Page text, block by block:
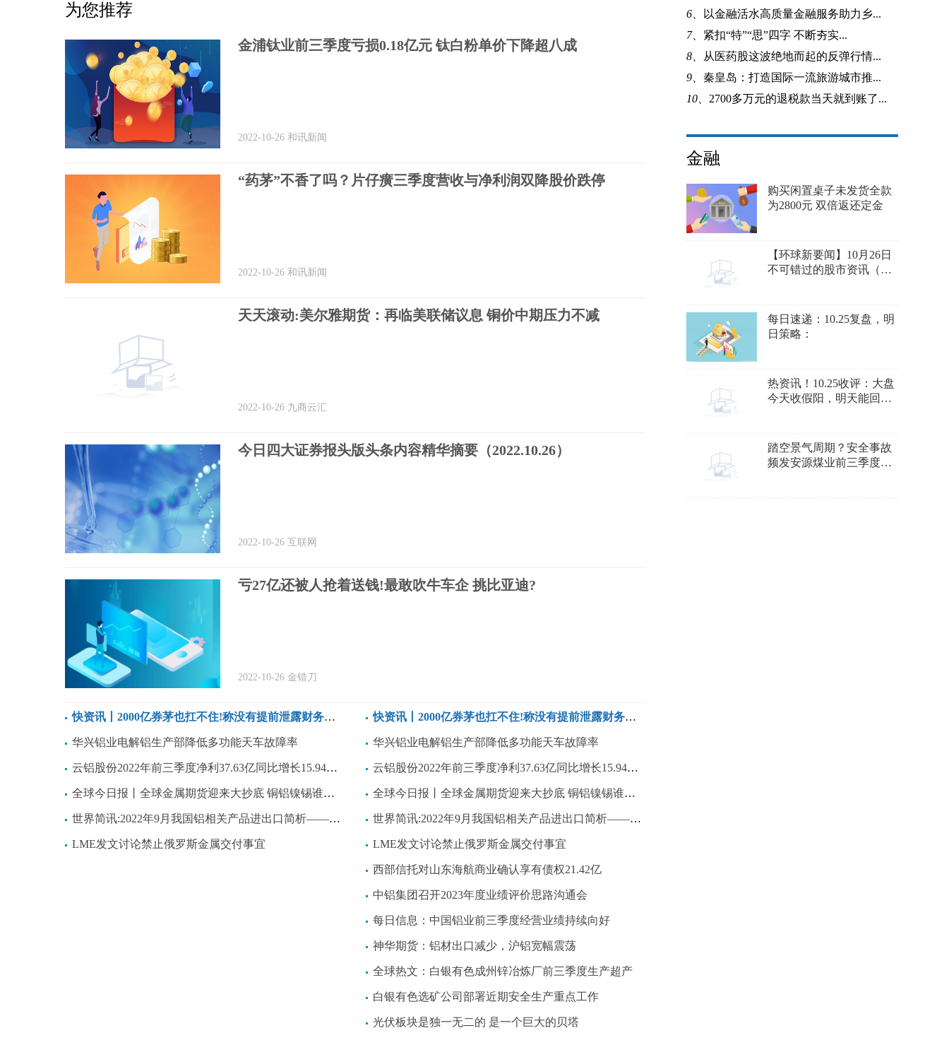
为您推荐
金浦钛业前三季度亏损0.18亿元 钛白粉单价下降超八成
2022-10-26 和讯新闻
“药茅”不香了吗？片仔癀三季度营收与净利润双降股价跌停
2022-10-26 和讯新闻
天天滚动:美尔雅期货：再临美联储议息 铜价中期压力不减
2022-10-26 九商云汇
今日四大证券报头版头条内容精华摘要（2022.10.26）
2022-10-26 互联网
亏27亿还被人抢着送钱!最敢吹牛车企 挑比亚迪?
2022-10-26 金错刀
快资讯丨2000亿券茅也扛不住!称没有提前泄露财务数据可能
华兴铝业电解铝生产部降低多功能天车故障率
云铝股份2022年前三季度净利37.63亿同比增长15.94% 利息费用减少
全球今日报丨全球金属期货迎来大抄底 铜铝镍锡谁最“热门”？
世界简讯:2022年9月我国铝相关产品进出口简析——上游多数原料进口环比下降，下游主要产品出口不及预期
LME发文讨论禁止俄罗斯金属交付事宜
快资讯丨2000亿券茅也扛不住!称没有提前泄露财务数据可能
华兴铝业电解铝生产部降低多功能天车故障率
云铝股份2022年前三季度净利37.63亿同比增长15.94% 利息费用减少
全球今日报丨全球金属期货迎来大抄底 铜铝镍锡谁最“热门”？
世界简讯:2022年9月我国铝相关产品进出口简析——上游多数原料进口环比下降，下游主要产品出口不及预期
LME发文讨论禁止俄罗斯金属交付事宜
西部信托对山东海航商业确认享有债权21.42亿
中铝集团召开2023年度业绩评价思路沟通会
每日信息：中国铝业前三季度经营业绩持续向好
神华期货：铝材出口减少，沪铝宽幅震荡
全球热文：白银有色成州锌冶炼厂前三季度生产超产
白银有色选矿公司部署近期安全生产重点工作
光伏板块是独一无二的 是一个巨大的贝塔
6、
以金融活水高质量金融服务助力乡...
7、 紧扣“特”“思”四字 不断夯实...
8、
从医药股这波绝地而起的反弹行情...
9、 秦皇岛：打造国际一流旅游城市推...
10、 2700多万元的退税款当天就到账了...
金融
购买闲置桌子未发货全款
为2800元 双倍返还定金
【环球新要闻】10月26日
不可错过的股市资讯（央
每日速递：10.25复盘，明
日策略：
热资讯！10.25收评：大盘
今天收假阳，明天能回
踏空景气周期？安全事故
频发安源煤业前三季度亏